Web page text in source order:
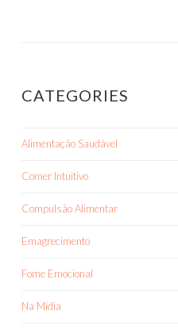
CATEGORIES
Alimentação Saudável
Comer Intuitivo
Compulsão Alimentar
Emagrecimento
Fome Emocional
Na Mídia